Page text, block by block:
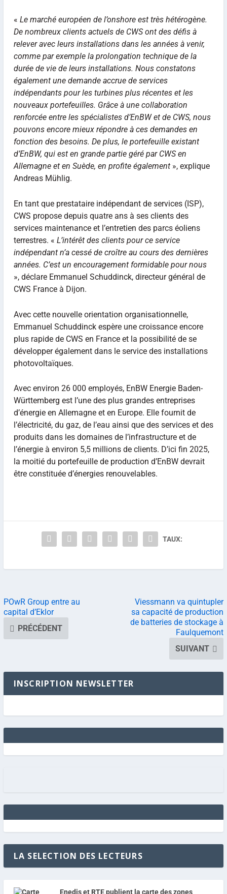
« Le marché européen de l’onshore est très hétérogène.
De nombreux clients actuels de CWS ont des défis à
relever avec leurs installations dans les années à venir,
comme par exemple la prolongation technique de la
durée de vie de leurs installations. Nous constatons
également une demande accrue de services
indépendants pour les turbines plus récentes et les
nouveaux portefeuilles. Grâce à une collaboration
renforcée entre les spécialistes d’EnBW et de CWS, nous
pouvons encore mieux répondre à ces demandes en
fonction des besoins. De plus, le portefeuille existant
d’EnBW, qui est en grande partie géré par CWS en
Allemagne et en Suède, en profite également», explique
Andreas Mühlig.
En tant que prestataire indépendant de services (ISP),
CWS propose depuis quatre ans à ses clients des
services maintenance et l’entretien des parcs éoliens
terrestres. « L’intérêt des clients pour ce service
indépendant n’a cessé de croître au cours des dernières
années. C’est un encouragement formidable pour nous
», déclare Emmanuel Schuddinck, directeur général de
CWS France à Dijon.
Avec cette nouvelle orientation organisationnelle,
Emmanuel Schuddinck espère une croissance encore
plus rapide de CWS en France et la possibilité de se
développer également dans le service des installations
photovoltaïques.
Avec environ 26 000 employés, EnBW Energie Baden-
Württemberg est l’une des plus grandes entreprises
d’énergie en Allemagne et en Europe. Elle fournit de
l’électricité, du gaz, de l’eau ainsi que des services et des
produits dans les domaines de l’infrastructure et de
l’énergie à environ 5,5 millions de clients. D’ici fin 2025,
la moitié du portefeuille de production d’EnBW devrait
être constituée d’énergies renouvelables.
TAUX:
POwR Group entre au
capital d’Eklor
PRÉCÉDENT
Viessmann va quintupler
sa capacité de production
de batteries de stockage à
Faulquemont
SUIVANT
INSCRIPTION NEWSLETTER
LA SELECTION DES LECTEURS
Enedis et RTE publient la carte des zones